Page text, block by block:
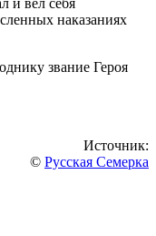
и вел себя
наказаниях
звание Героя
Источник:
© Русская Семерка